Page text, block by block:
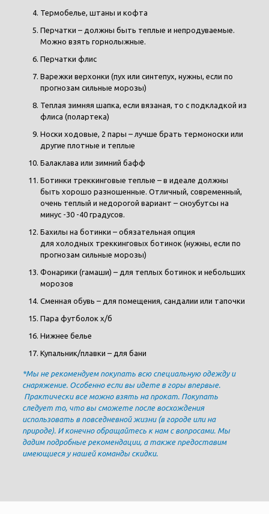
Термобелье, штаны и кофта
Перчатки – должны быть теплые и непродуваемые.
Можно взять горнолыжные.
Перчатки флис
Варежки верхонки (пух или синтепух, нужны, если по
прогнозам сильные морозы)
Теплая зимняя шапка, если вязаная, то с подкладкой из
флиса (полартека)
Носки ходовые, 2 пары – лучше брать термоноски или
другие плотные и теплые
Балаклава или зимний бафф
Ботинки треккинговые теплые – в идеале должны
быть хорошо разношенные. Отличный, современный,
очень теплый и недорогой вариант – сноубутсы на
минус -30 -40 градусов.
Бахилы на ботинки – обязательная опция
для холодных треккинговых ботинок (нужны, если по
прогнозам сильные морозы)
Фонарики (гамаши) – для теплых ботинок и небольших
морозов
Сменная обувь – для помещения, сандалии или тапочки
Пара футболок х/б
Нижнее белье
Купальник/плавки – для бани
*Мы не рекомендуем покупать всю специальную одежду и
снаряжение. Особенно если вы идете в горы впервые.
Практически все можно взять на прокат. Покупать
следует то, что вы сможете после восхождения
использовать в повседневной жизни (в городе или на
природе). И конечно обращайтесь к нам с вопросами. Мы
дадим подробные рекомендации, а также предоставим
имеющиеся у нашей команды скидки.